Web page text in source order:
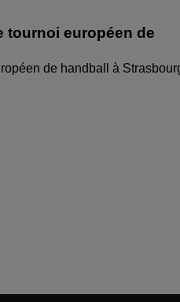
tournoi européen de
de handball à